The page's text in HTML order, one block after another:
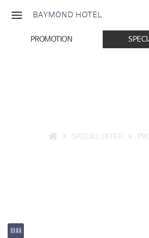
BAYMOND HOTEL
PROMOTION
SPECIAL OFFER
目録